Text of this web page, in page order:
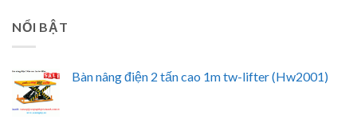
NỔI BẬT
Bàn nâng điện 2 tấn cao 1m tw-lifter (Hw2001)